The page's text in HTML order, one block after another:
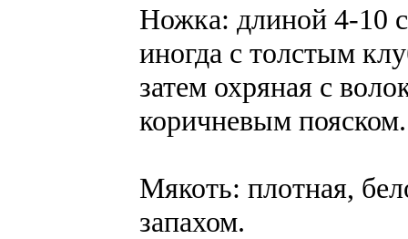
Ножка: длиной 4-10
иногда с толстым
затем охряная с
коричневым пояском.
Мякоть: плотная,
запахом.